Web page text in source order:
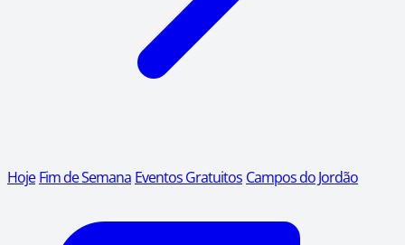
Hoje Fim de Semana Eventos Gratuitos Campos do Jordão